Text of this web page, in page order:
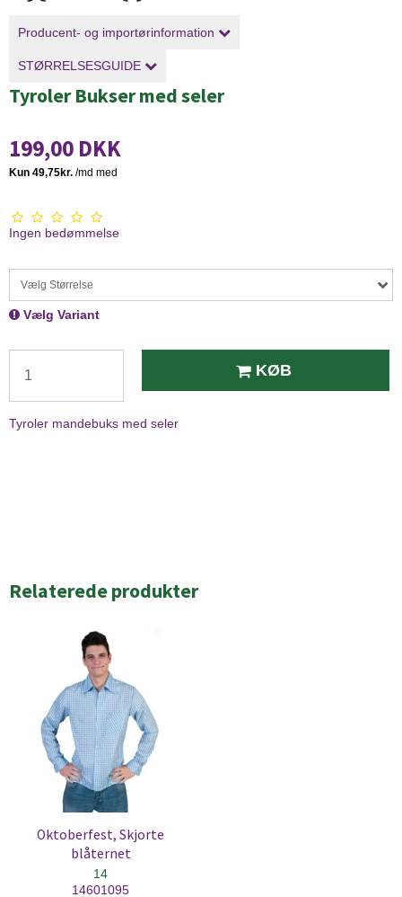
Producent- og importørinformation
STØRRELSESGUIDE
Tyroler Bukser med seler
199,00 DKK
Ingen bedømmelse
Vælg Størrelse
Vælg Variant
KØB
Tyroler mandebuks med seler
Relaterede produkter
Oktoberfest, Skjorte
blåternet
14
14601095